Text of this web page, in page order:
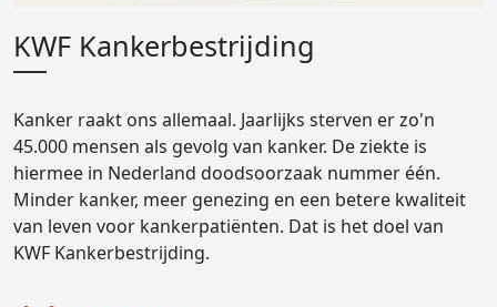
KWF Kankerbestrijding
Kanker raakt ons allemaal. Jaarlijks sterven er zo'n
45.000 mensen als gevolg van kanker. De ziekte is
hiermee in Nederland doodsoorzaak nummer één.
Minder kanker, meer genezing en een betere kwaliteit
van leven voor kankerpatiënten. Dat is het doel van
KWF Kankerbestrijding.